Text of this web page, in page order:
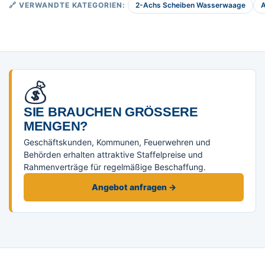
🔗 VERWANDTE KATEGORIEN: 2-Achs Scheiben Wasserwaage
💰
SIE BRAUCHEN GRÖSSERE M
ENGEN?
Geschäftskunden, Kommunen, Feuerwehren und
Behörden erhalten attraktive Staffelpreise und
Rahmenverträge für regelmäßige Beschaffung.
Angebot anfragen →